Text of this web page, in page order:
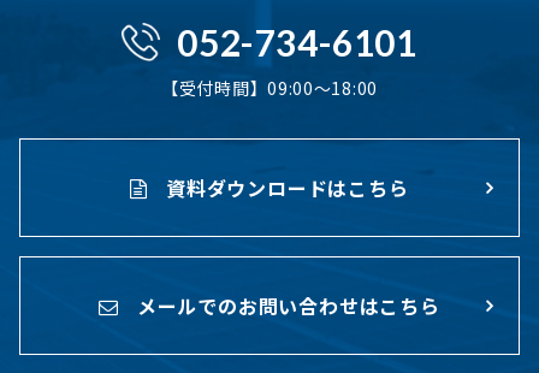
052-734-6101
【受付時間】09:00〜18:00
資料ダウンロードはこちら
メールでのお問い合わせはこちら